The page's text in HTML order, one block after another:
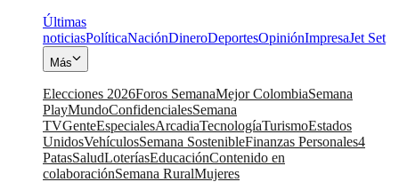
Últimas
noticiasPolíticaNaciónDineroDeportesOpiniónImpresaJet Set
Más
Elecciones 2026Foros SemanaMejor ColombiaSemana
PlayMundoConfidencialesSemana
TVGenteEspecialesArcadiaTecnologíaTurismoEstados
UnidosVehículosSemana SostenibleFinanzas Personales4
PatasSaludLoteríasEducaciónContenido en
colaboraciónSemana RuralMujeres